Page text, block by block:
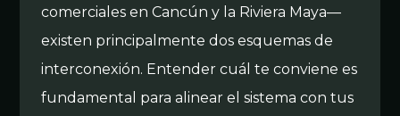
comerciales en Cancún y la Riviera Maya—
existen principalmente dos esquemas de
interconexión. Entender cuál te conviene es
fundamental para alinear el sistema con tus